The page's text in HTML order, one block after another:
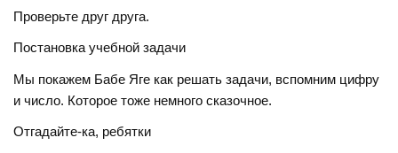
Проверьте друг друга.
Постановка учебной задачи
Мы покажем Бабе Яге как решать задачи, вспомним цифру
и число. Которое тоже немного сказочное.
Отгадайте-ка, ребятки